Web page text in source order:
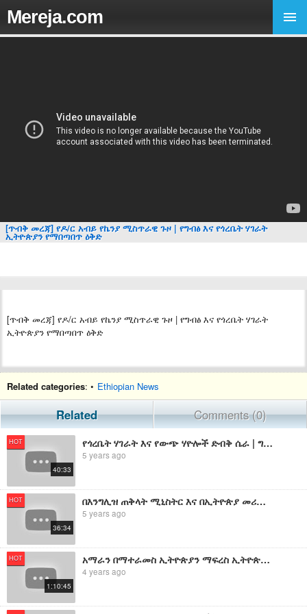
Mereja.com
[ጥብቅ መረጃ] የዶ/ር አብይ የኬንያ ሚስጥራዊ ጉዞ | የግብፅ እና የጎረቤት ሃገራት
ኢትዮጵያን የማበጣበጥ ዕቅድ
[ጥብቅ መረጃ] የዶ/ር አብይ የኬንያ ሚስጥራዊ ጉዞ | የግብፅ እና የጎረቤት ሃገራት
ኢትዮጵያን የማበጣበጥ ዕቅድ
Related categories: • Ethiopian News
Related Comments (0)
HOT
40:33
የጎረቤት ሃገራት እና የውጭ ሃዮሎች ድብቅ ሴራ | ግብፅ እና ሱዳንን የሚያስታጥቁ ሃገራት ሚስጥር | እስከ ቀራኒዮ አብራን የምትሆነው ኤርትራ ናት
5 years ago
HOT
36:34
በእንግሊዝ ጠቅላት ሚኒስትር እና በኢትዮጵያ መሪዎች መካከል የተደረገው ሚስጥራዊ ደብዳቤ አፈትልኮ ወጣ | የ አራቱ ሃገራት ሚስጥራዊ ሴራ ሲጋለጥ
5 years ago
HOT
1:10:45
አማራን በማተራመስ ኢትዮጵያን ማፍረስ ኢትዮጵያን የማፈራረስ ተልዕኮ ይዘው የሚንቀሳቀሱ ሃገራት እና የአሜሪካ ስውር ደባ
4 years ago